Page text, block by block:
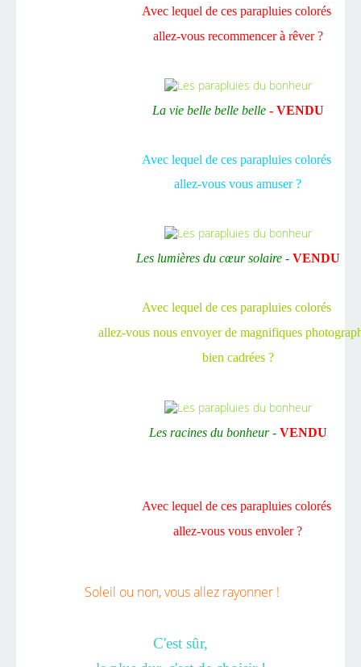
Avec lequel de ces parapluies colorés
allez-vous recommencer à rêver ?
La vie belle belle belle - VENDU
Avec lequel de ces parapluies colorés
allez-vous vous amuser ?
Les lumières du cœur solaire -VENDU
Avec lequel de ces parapluies colorés
allez-vous nous envoyer de magnifiques
bien cadrées ?
Les racines du bonheur - VENDU
Avec lequel de ces parapluies colorés
allez-vous vous envoler ?
Soleil ou non, vous allez rayonner !
C'est sûr,